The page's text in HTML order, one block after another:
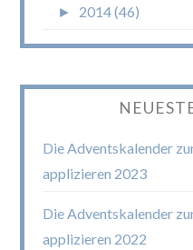
► 2014 (46)
Die Adventskalender
applizieren 2023
Die Adventskalender
applizieren 2022